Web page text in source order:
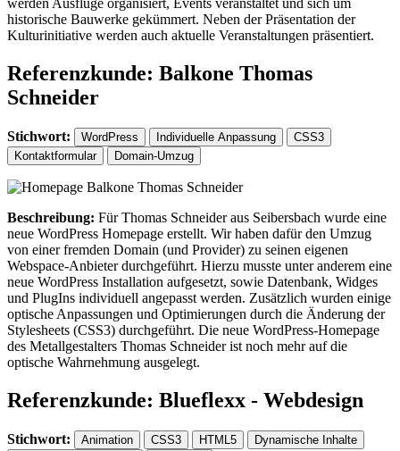
werden Ausflüge organisiert, Events veranstaltet und sich um
historische Bauwerke gekümmert. Neben der Präsentation der
Kulturinitiative werden auch aktuelle Veranstaltungen präsentiert.
Referenzkunde: Balkone Thomas
Schneider
Stichwort: WordPress Individuelle Anpassung
CSS3
Kontaktformular
Domain-Umzug
Beschreibung: Für Thomas Schneider aus Seibersbach wurde eine
neue WordPress Homepage erstellt. Wir haben dafür den Umzug
von einer fremden Domain (und Provider) zu seinen eigenen
Webspace-Anbieter durchgeführt. Hierzu musste unter anderem eine
neue WordPress Installation aufgesetzt, sowie Datenbank, Widges
und PlugIns individuell angepasst werden. Zusätzlich wurden einige
optische Anpassungen und Optimierungen durch die Änderung der
Stylesheets (CSS3) durchgeführt. Die neue WordPress-Homepage
des Metallgestalters Thomas Schneider ist noch mehr auf die
optische Wahrnehmung ausgelegt.
Referenzkunde: Blueflexx - Webdesign
Stichwort: Animation CSS3 HTML5
Dynamische Inhalte